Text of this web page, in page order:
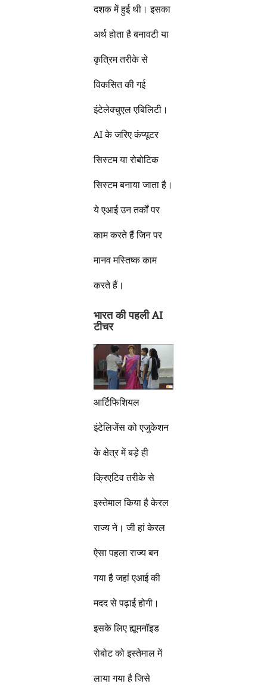
दशक में हुई थी। इसका
अर्थ होता है बनावटी या
कृत्रिम तरीके से
विकसित की गई
इंटेलेक्चुएल एबिलिटी।
AI के जरिए कंप्यूटर
सिस्टम या रोबोटिक
सिस्टम बनाया जाता है।
ये एआई उन तर्कों पर
काम करते हैं जिन पर
मानव मस्तिष्क काम
करते हैं।
भारत की पहली AI
टीचर
आर्टिफिशियल
इंटेलिजेंस को एजुकेशन
के क्षेत्र में बड़े ही
क्रिएटिव तरीके से
इस्तेमाल किया है केरल
राज्य ने। जी हां केरल
ऐसा पहला राज्य बन
गया है जहां एआई की
मदद से पढ़ाई होगी।
इसके लिए ह्यूमनॉइड
रोबोट को इस्तेमाल में
लाया गया है जिसे